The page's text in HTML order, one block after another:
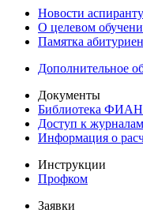
Новости
О целевом
Памятка
Дополнительное
Документы
Библиотека ФИАН
Доступ к журналам
Информация о
Инструкции
Профком
Заявки